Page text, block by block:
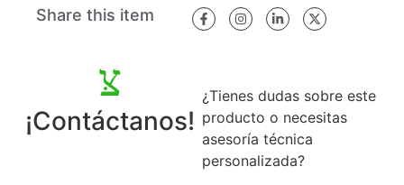
¡Contáctanos!
¿Tienes dudas sobre este
producto o necesitas
asesoría técnica
personalizada?
Share this item